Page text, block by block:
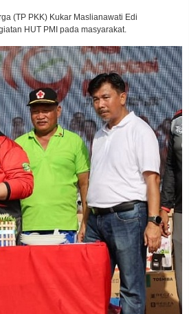
(TP PKK) Kukar Maslianawati Edi
HUT PMI pada masyarakat.